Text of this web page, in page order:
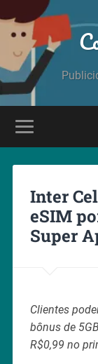
Inter
eSIM
Super
Clientes
bônus de
R$0,99 no